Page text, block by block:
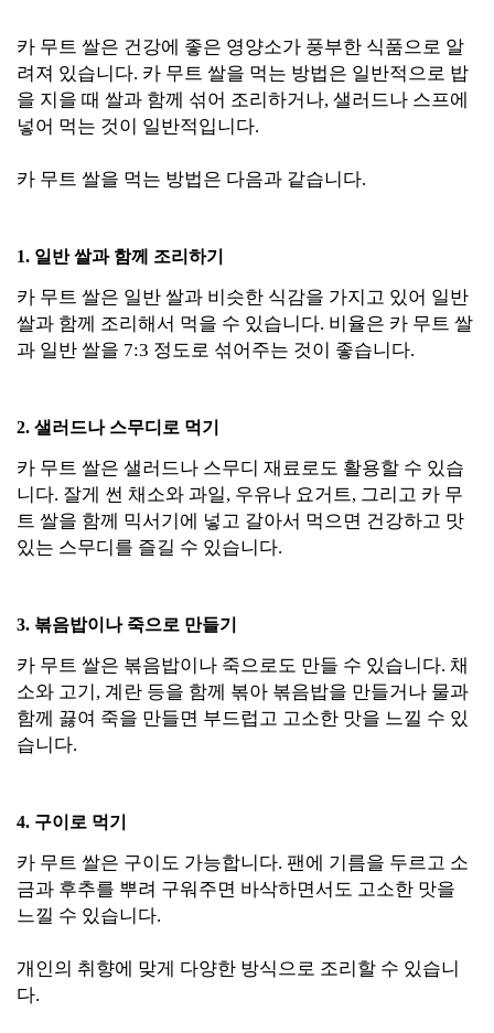
카 무트 쌀은 건강에 좋은 영양소가 풍부한 식품으로 알
려져 있습니다. 카 무트 쌀을 먹는 방법은 일반적으로 밥
을 지을 때 쌀과 함께 섞어 조리하거나, 샐러드나 스프에
넣어 먹는 것이 일반적입니다.
카 무트 쌀을 먹는 방법은 다음과 같습니다.
1. 일반 쌀과 함께 조리하기
카 무트 쌀은 일반 쌀과 비슷한 식감을 가지고 있어 일반
쌀과 함께 조리해서 먹을 수 있습니다. 비율은 카 무트 쌀
과 일반 쌀을 7:3 정도로 섞어주는 것이 좋습니다.
2. 샐러드나 스무디로 먹기
카 무트 쌀은 샐러드나 스무디 재료로도 활용할 수 있습
니다. 잘게 썬 채소와 과일, 우유나 요거트, 그리고 카 무
트 쌀을 함께 믹서기에 넣고 갈아서 먹으면 건강하고 맛
있는 스무디를 즐길 수 있습니다.
3. 볶음밥이나 죽으로 만들기
카 무트 쌀은 볶음밥이나 죽으로도 만들 수 있습니다. 채
소와 고기, 계란 등을 함께 볶아 볶음밥을 만들거나 물과
함께 끓여 죽을 만들면 부드럽고 고소한 맛을 느낄 수 있
습니다.
4. 구이로 먹기
카 무트 쌀은 구이도 가능합니다. 팬에 기름을 두르고 소
금과 후추를 뿌려 구워주면 바삭하면서도 고소한 맛을
느낄 수 있습니다.
개인의 취향에 맞게 다양한 방식으로 조리할 수 있습니
다.